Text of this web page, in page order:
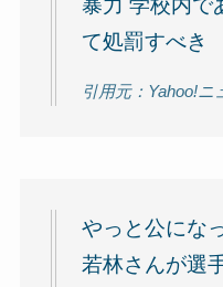
暴力 学校内で
て処罰すべき
引用元：Yahoo!
やっと公にな
若林さんが選